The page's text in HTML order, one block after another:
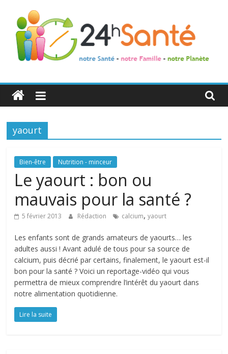
24h
Santé
La
de
toute
famille
yaourt
Bien-être Nutrition - minceur
Le yaourt : bon ou
mauvais pour la santé ?
5 février 2013 Rédaction calcium,yaourt
Les enfants sont de grands amateurs de yaourts… les
adultes aussi ! Avant adulé de tous pour sa source de
calcium, puis décrié par certains, finalement, le yaourt est-il
bon pour la santé ? Voici un reportage-vidéo qui vous
permettra de mieux comprendre l’intérêt du yaourt dans
notre alimentation quotidienne.
Lire la suite